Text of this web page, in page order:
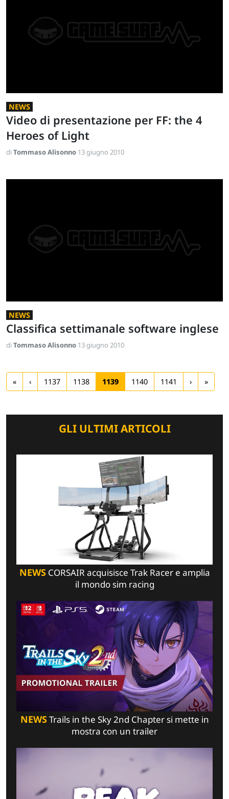
NEWS
Video di presentazione per FF: the 4
Heroes of Light
di Tommaso Alisonno 13 giugno 2010
NEWS
Classifica settimanale software inglese
di Tommaso Alisonno 13 giugno 2010
« ‹ 1137 1138 1139 1140 1141 › »
GLI ULTIMI ARTICOLI
NEWSCORSAIR acquisisce Trak Racer e amplia
il mondo sim racing
NEWSTrails in the Sky 2nd Chapter si mette in
mostra con un trailer